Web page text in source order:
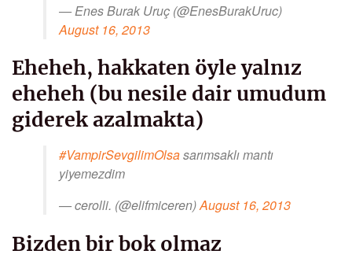
— Enes Burak Uruç (@EnesBurakUruc)
August 16, 2013
Eheheh, hakkaten öyle yalnız
eheheh (bu nesile dair umudum
giderek azalmakta)
#VampirSevgilimOlsasarımsaklı mantı
yiyemezdim
— cerolli. (@elifmiceren)August 16, 2013
Bizden bir bok olmaz